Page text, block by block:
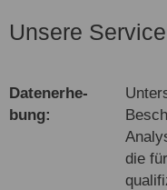
Unsere
Daten­erhe­
bung:
die